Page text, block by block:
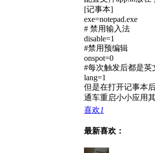
[记事本]
exe=notepad.exe
# 禁用输入法
disable=1
#禁用预编辑
onspot=0
#每次触发后都是英
lang=1
但是在打开记事本
通车重启小小应用
喜欢1
最新喜欢：